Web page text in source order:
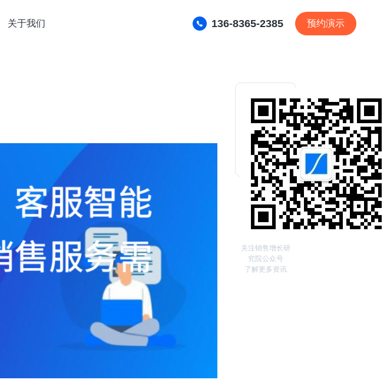
关于我们 136-8365-2385 预约演示
关注销售增长研
究院公众号
了解更多资讯